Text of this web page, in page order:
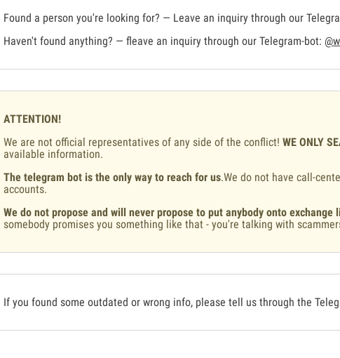
Found a person you're looking for? — Leave an inquiry through our
Haven't found anything? — fleave an inquiry through our Telegram-bot:
ATTENTION!
We are not official representatives of any side of the conflict! WE ONLY
available information.
The telegram bot is the only way to reach for us.We do not have call-
accounts.
We do not propose and will never propose to put anybody onto exchange
somebody promises you something like that - you're talking with
If you found some outdated or wrong info, please tell us through the